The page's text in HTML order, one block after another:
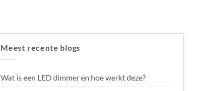
Meest recente blogs
Wat is een LED dimmer en hoe werkt deze?